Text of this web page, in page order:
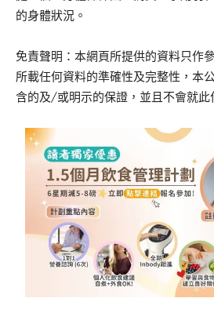
的身體狀況。
免責聲明：本網頁所提供的資料只作
所載任何資料的準確性及完整性，本
含的及/或明示的保證，並且不會就此